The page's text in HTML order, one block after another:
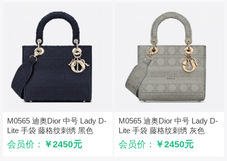
M0565 迪奥Dior 中号 Lady D-
Lite 手袋 藤格纹刺绣 黑色
会员价： ￥2450元
M0565 迪奥Dior 中号 Lady D-
Lite 手袋 藤格纹刺绣 灰色
会员价： ￥2450元